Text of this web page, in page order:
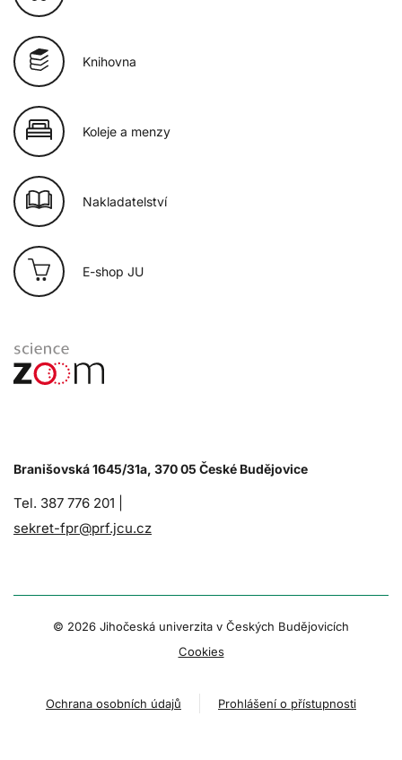
Knihovna
Koleje a menzy
Nakladatelství
E-shop JU
Branišovská 1645/31a, 370 05 České Budějovice
Tel. 387 776 201 |
sekret-fpr@prf.jcu.cz
© 2026 Jihočeská univerzita v Českých Budějovicích
Cookies
Ochrana osobních údajů Prohlášení o přístupnosti